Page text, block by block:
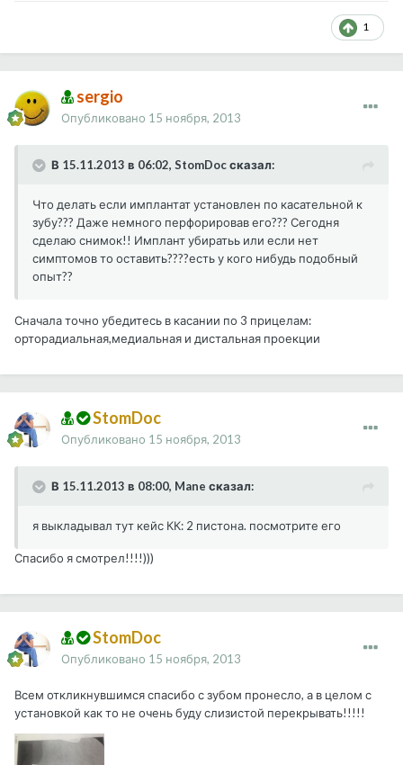
1
sergio
Опубликовано 15 ноября, 2013
В 15.11.2013 в 06:02, StomDoc сказал:
Что делать если имплантат установлен по касательной к
зубу??? Даже немного перфорировав его??? Сегодня
сделаю снимок!! Имплант убиратьь или если нет
симптомов то оставить????есть у кого нибудь подобный
опыт??
Сначала точно убедитесь в касании по 3 прицелам:
орторадиальная,медиальная и дистальная проекции
StomDoc
Опубликовано 15 ноября, 2013
В 15.11.2013 в 08:00, Mane сказал:
я выкладывал тут кейс КК: 2 пистона. посмотрите его
Спасибо я смотрел!!!!)))
StomDoc
Опубликовано 15 ноября, 2013
Всем откликнувшимся спасибо с зубом пронесло, а в целом с
установкой как то не очень буду слизистой перекрывать!!!!!